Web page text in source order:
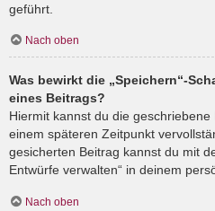
geführt.
Nach oben
Was bewirkt die „Speichern“-
eines Beitrags?
Hiermit kannst du die
einem späteren Zeitpunkt
gesicherten Beitrag kannst du mit
Entwürfe verwalten“ in deinem
Nach oben